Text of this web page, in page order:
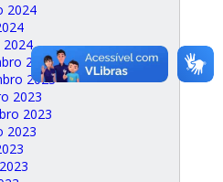
2024
2023
2023
2023
2023
2023